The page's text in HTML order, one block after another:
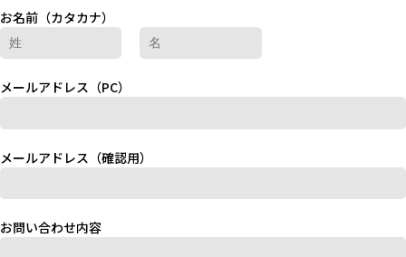
お名前（カタカナ）
メールアドレス（PC）
メールアドレス（確認用）
お問い合わせ内容